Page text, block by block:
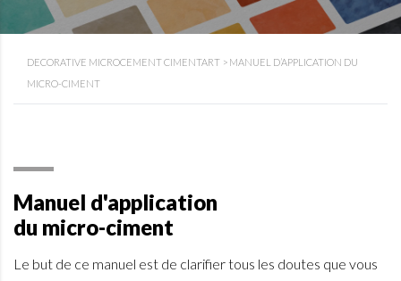
DECORATIVE MICROCEMENT CIMENTART > MANUEL D’APPLICATION DU
MICRO-CIMENT
Manuel d'application
du micro-ciment
Le but de ce manuel est de clarifier tous les doutes que vous